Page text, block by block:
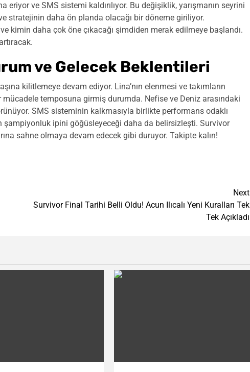
eriyor ve SMS sistemi kaldırılıyor. Bu değişiklik, yarışmanın seyrini
stratejinin daha ön planda olacağı bir döneme giriliyor.
kimin daha çok öne çıkacağı şimdiden merak edilmeye başlandı.
ve Gelecek Beklentileri
kilitlemeye devam ediyor. Lina’nın elenmesi ve takımların
temposuna girmiş durumda. Nefise ve Deniz arasındaki
SMS sisteminin kalkmasıyla birlikte performans odaklı
şampiyonluk ipini göğüsleyeceği daha da belirsizleşti. Survivor
sahne olmaya devam edecek gibi duruyor. Takipte kalın!
Next
Survivor Final Tarihi Belli Oldu! Acun Ilıcalı Yeni Kuralları Tek
Tek Açıkladı